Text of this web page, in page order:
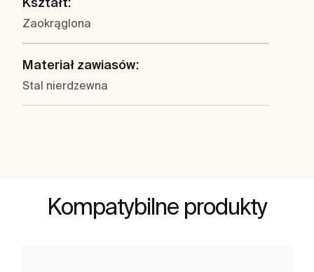
Zaokrąglona
Materiał zawiasów:
Stal nierdzewna
Kompatybilne produkty